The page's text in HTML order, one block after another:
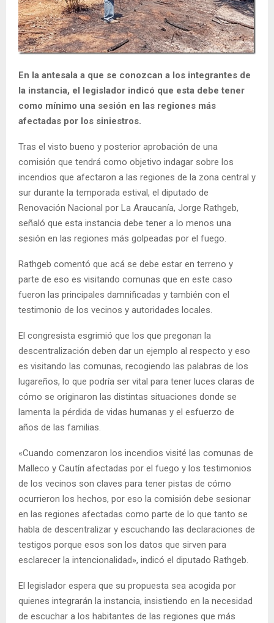
N
U
En la antesala a que se conozcan a los integrantes de
la instancia, el legislador indicó que esta debe tener
como mínimo una sesión en las regiones más
afectadas por los siniestros.
Tras el visto bueno y posterior aprobación de una
comisión que tendrá como objetivo indagar sobre los
incendios que afectaron a las regiones de la zona central y
sur durante la temporada estival, el diputado de
Renovación Nacional por La Araucanía, Jorge Rathgeb,
señaló que esta instancia debe tener a lo menos una
sesión en las regiones más golpeadas por el fuego.
Rathgeb comentó que acá se debe estar en terreno y
parte de eso es visitando comunas que en este caso
fueron las principales damnificadas y también con el
testimonio de los vecinos y autoridades locales.
El congresista esgrimió que los que pregonan la
descentralización deben dar un ejemplo al respecto y eso
es visitando las comunas, recogiendo las palabras de los
lugareños, lo que podría ser vital para tener luces claras de
cómo se originaron las distintas situaciones donde se
lamenta la pérdida de vidas humanas y el esfuerzo de
años de las familias.
«Cuando comenzaron los incendios visité las comunas de
Malleco y Cautín afectadas por el fuego y los testimonios
de los vecinos son claves para tener pistas de cómo
ocurrieron los hechos, por eso la comisión debe sesionar
en las regiones afectadas como parte de lo que tanto se
habla de descentralizar y escuchando las declaraciones de
testigos porque esos son los datos que sirven para
esclarecer la intencionalidad», indicó el diputado Rathgeb.
El legislador espera que su propuesta sea acogida por
quienes integrarán la instancia, insistiendo en la necesidad
de escuchar a los habitantes de las regiones que más